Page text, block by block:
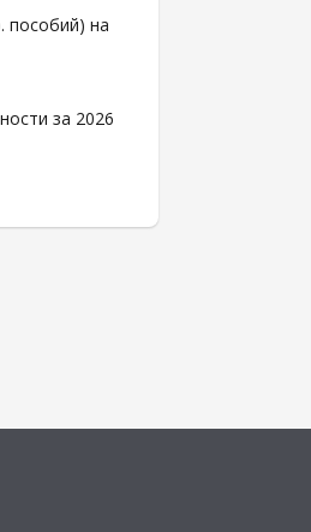
пособий) на
за 2026